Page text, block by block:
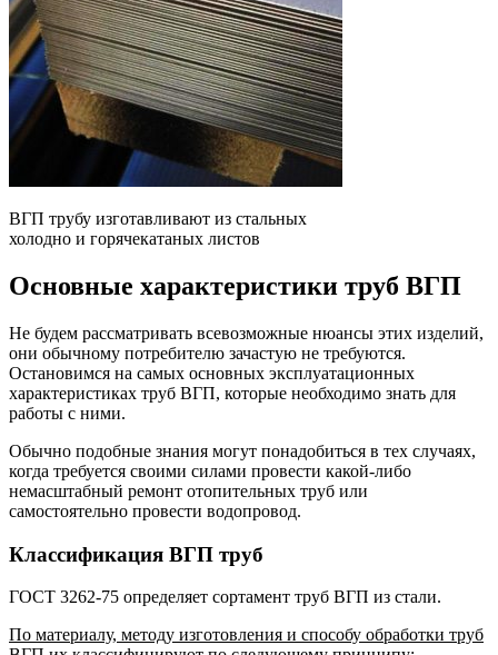
ВГП трубу изготавливают из стальных
холодно и горячекатаных листов
Основные характеристики труб ВГП
Не будем рассматривать всевозможные нюансы этих изделий,
они обычному потребителю зачастую не требуются.
Остановимся на самых основных эксплуатационных
характеристиках труб ВГП, которые необходимо знать для
работы с ними.
Обычно подобные знания могут понадобиться в тех случаях,
когда требуется своими силами провести какой-либо
немасштабный ремонт отопительных труб или
самостоятельно провести водопровод.
Классификация ВГП труб
ГОСТ 3262-75 определяет сортамент труб ВГП из стали.
По материалу, методу изготовления и способу обработки труб